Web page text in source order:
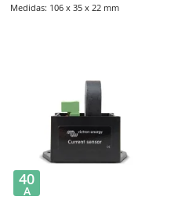
Medidas: 106 x 35 x 22 mm
40
A